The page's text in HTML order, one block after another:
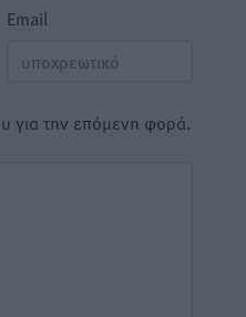
Email
για την επόμενη φορά.